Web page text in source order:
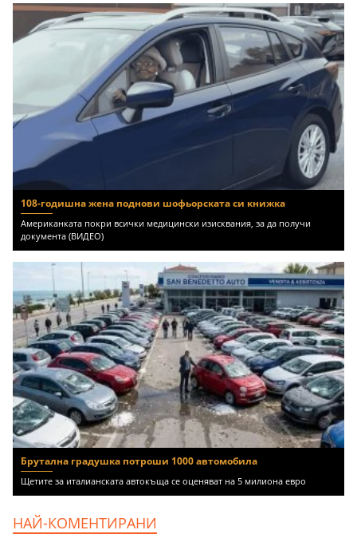
108-годишна жена поднови шофьорската си книжка
Американката покри всички медицински изисквания, за да получи
документа (ВИДЕО)
Брутална градушка потроши 1000 автомобила
Щетите за италианската автокъща се оценяват на 5 милиона евро
НАЙ-КОМЕНТИРАНИ